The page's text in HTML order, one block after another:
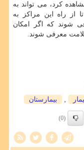
کرد، می تواند به
از راه این مراکز به
شوند که اگر امکان
معرفی شوند.
بیمارستان
(0)